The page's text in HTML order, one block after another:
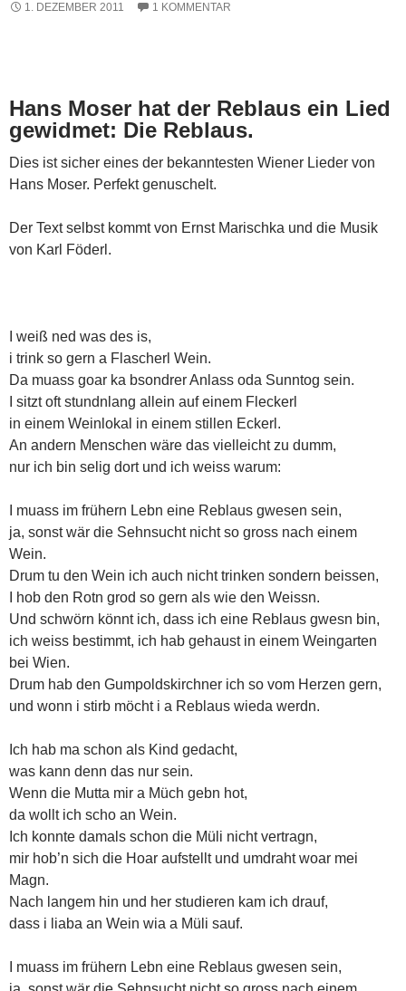
1. DEZEMBER 2011 1 KOMMENTAR
Hans Moser hat der Reblaus ein Lied
gewidmet: Die Reblaus.
Dies ist sicher eines der bekanntesten Wiener Lieder von
Hans Moser. Perfekt genuschelt.
Der Text selbst kommt von Ernst Marischka und die Musik
von Karl Föderl.
I weiß ned was des is,
i trink so gern a Flascherl Wein.
Da muass goar ka bsondrer Anlass oda Sunntog sein.
I sitzt oft stundnlang allein auf einem Fleckerl
in einem Weinlokal in einem stillen Eckerl.
An andern Menschen wäre das vielleicht zu dumm,
nur ich bin selig dort und ich weiss warum:
I muass im frühern Lebn eine Reblaus gwesen sein,
ja, sonst wär die Sehnsucht nicht so gross nach einem
Wein.
Drum tu den Wein ich auch nicht trinken sondern beissen,
I hob den Rotn grod so gern als wie den Weissn.
Und schwörn könnt ich, dass ich eine Reblaus gwesn bin,
ich weiss bestimmt, ich hab gehaust in einem Weingarten
bei Wien.
Drum hab den Gumpoldskirchner ich so vom Herzen gern,
und wonn i stirb möcht i a Reblaus wieda werdn.
Ich hab ma schon als Kind gedacht,
was kann denn das nur sein.
Wenn die Mutta mir a Müch gebn hot,
da wollt ich scho an Wein.
Ich konnte damals schon die Müli nicht vertragn,
mir hob’n sich die Hoar aufstellt und umdraht woar mei
Magn.
Nach langem hin und her studieren kam ich drauf,
dass i liaba an Wein wia a Müli sauf.
I muass im frühern Lebn eine Reblaus gwesen sein,